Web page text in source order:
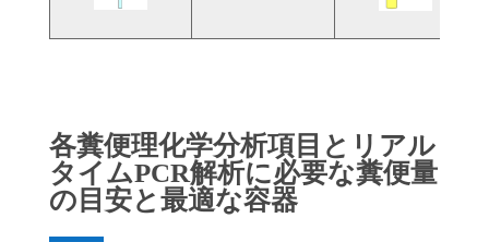
各糞便理化学分析項目とリアル
タイムPCR解析に必要な糞便量
の目安と最適な容器